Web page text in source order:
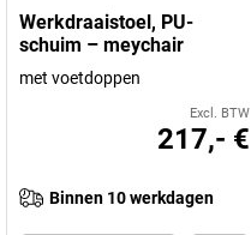
Werkdraaistoel, PU-
schuim – meychair
met voetdoppen
Excl. BTW
217,- €
Binnen 10 werkdagen